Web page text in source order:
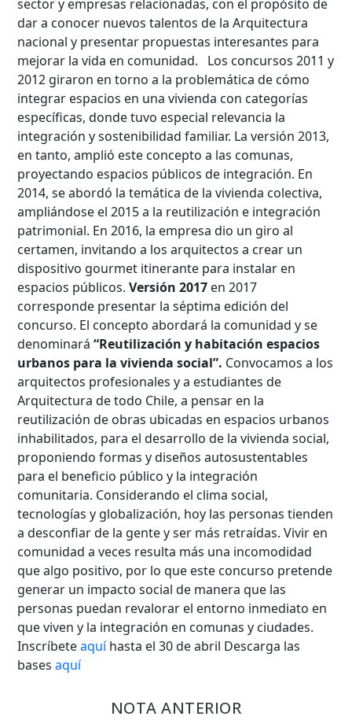
sector y empresas relacionadas, con el propósito de
dar a conocer nuevos talentos de la Arquitectura
nacional y presentar propuestas interesantes para
mejorar la vida en comunidad. Los concursos 2011 y
2012 giraron en torno a la problemática de cómo
integrar espacios en una vivienda con categorías
específicas, donde tuvo especial relevancia la
integración y sostenibilidad familiar. La versión 2013,
en tanto, amplió este concepto a las comunas,
proyectando espacios públicos de integración. En
2014, se abordó la temática de la vivienda colectiva,
ampliándose el 2015 a la reutilización e integración
patrimonial. En 2016, la empresa dio un giro al
certamen, invitando a los arquitectos a crear un
dispositivo gourmet itinerante para instalar en
espacios públicos.Versión 2017 en 2017
corresponde presentar la séptima edición del
concurso. El concepto abordará la comunidad y se
denominará“Reutilización y habitación espacios
urbanos para la vivienda social”. Convocamos a los
arquitectos profesionales y a estudiantes de
Arquitectura de todo Chile, a pensar en la
reutilización de obras ubicadas en espacios urbanos
inhabilitados, para el desarrollo de la vivienda social,
proponiendo formas y diseños autosustentables
para el beneficio público y la integración
comunitaria. Considerando el clima social,
tecnologías y globalización, hoy las personas tienden
a desconfiar de la gente y ser más retraídas. Vivir en
comunidad a veces resulta más una incomodidad
que algo positivo, por lo que este concurso pretende
generar un impacto social de manera que las
personas puedan revalorar el entorno inmediato en
que viven y la integración en comunas y ciudades.
Inscríbeteaquíhasta el 30 de abril Descarga las
bases aquí
NOTA ANTERIOR
Búsqueda Avanzada
Carrera
Palabra clave
Desde...
Hasta...